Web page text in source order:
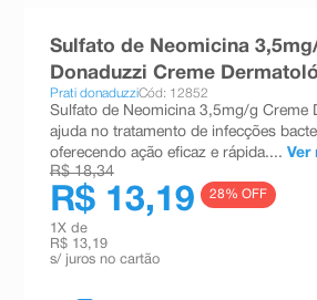
Sulfato de Neomicina
Donaduzzi Creme
Prati donaduzziCód: 12852
Sulfato de Neomicina 3,5mg/g Creme
ajuda no tratamento de infecções
oferecendo ação eficaz e rápida.... Ver
R$ 18,34
R$ 13,19 28% OFF
1 X de
R$ 13,19
s/ juros no cartão
absorvente
10ºshampoo